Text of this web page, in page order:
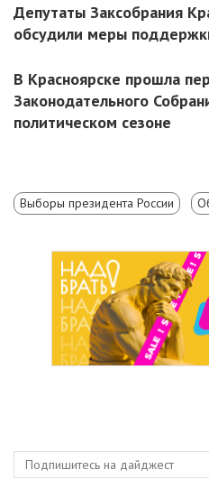
Депутаты Заксобрания
обсудили меры
В Красноярске прошла
Законодательного
политическом сезоне
Выборы президента России